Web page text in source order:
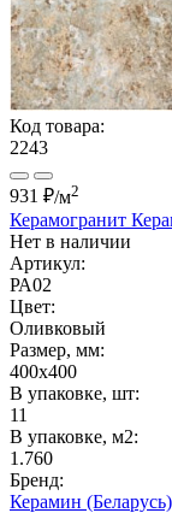
Код товара:
2243
931 ₽/м2
Керамогранит
Нет в наличии
Артикул:
РА02
Цвет:
Оливковый
Размер, мм:
400x400
В упаковке, шт:
11
В упаковке, м2:
1.760
Бренд:
Керамин (Беларусь)